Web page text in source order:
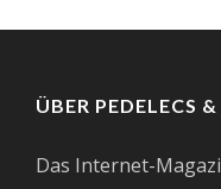
ÜBER PEDELECS
Das Internet-